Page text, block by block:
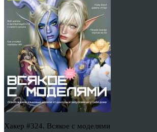
Хакер #324. Всякое с моделями